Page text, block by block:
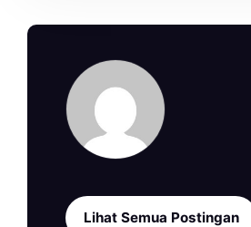
Lihat Semua Postingan